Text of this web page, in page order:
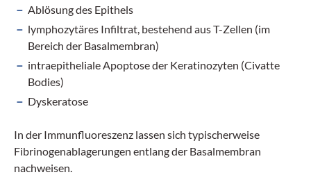
Ablösung des Epithels
lymphozytäres Infiltrat, bestehend aus T-Zellen (im
Bereich der Basalmembran)
intraepitheliale Apoptose der Keratinozyten (Civatte
Bodies)
Dyskeratose
In der Immunfluoreszenz lassen sich typischerweise
Fibrinogenablagerungen entlang der Basalmembran
nachweisen.